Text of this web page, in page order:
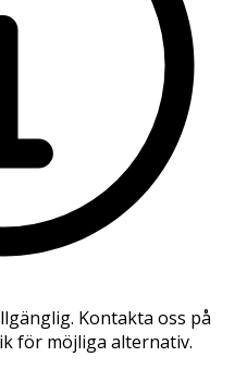
Kontakta oss på
för möjliga alternativ.